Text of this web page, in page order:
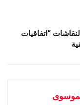
“اتفاقيات